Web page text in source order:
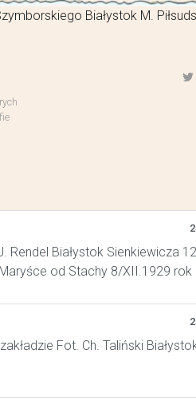
Białystok M.
Rendel Białystok Sienkiewicza
od Stachy 8/XII.1929 rok
Fot. Ch. Taliński